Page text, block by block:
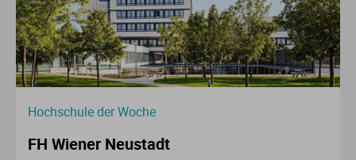
Hochschule der Woche
FH Wiener Neustadt